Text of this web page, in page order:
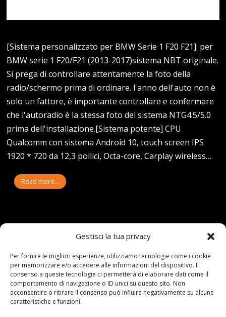
Gestisci la tua privacy
Per fornire le migliori esperienze, utilizziamo tecnologie come i cookie
per memorizzare e/o accedere alle informazioni del dispositivo. Il
consenso a queste tecnologie ci permetterà di elaborare dati come il
comportamento di navigazione o ID unici su questo sito. Non
acconsentire o ritirare il consenso può influire negativamente su alcune
caratteristiche e funzioni.
[Sistema personalizzato per BMW Serie 1 F20 F21]: per
BMW serie 1 F20/F21 (2013-2017)sistema NBT originale.
Si prega di controllare attentamente la foto della
radio/schermo prima di ordinare. l'anno dell'auto non è
solo un fattore, è importante controllare e confermare
che l'autoradio è la stessa foto del sistema NTG4.5/5.0
prima dell'installazione.[Sistema potente] CPU
Qualcomm con sistema Android 10, touch screen IPS
1920 * 720 da 12,3 pollici, Octa-core, Carplay wireless…
Read more...
By:redazione
Set,traino
Category:Shop 0 comments
BMW – GANCIO DI TRAINO